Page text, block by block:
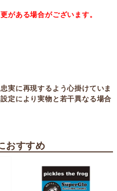
がある場合がございます。
実に再現するよう心掛けていま
定により実物と若干異なる場合
おすすめ